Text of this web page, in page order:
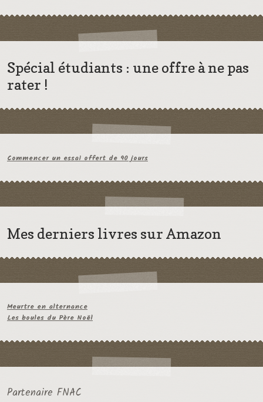
Spécial étudiants : une offre à ne pas
rater !
Commencer un essai offert de 90 jours
Mes derniers livres sur Amazon
Meurtre en alternance
Les boules du Père Noël
Partenaire FNAC